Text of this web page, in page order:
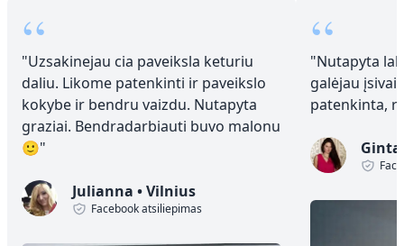
“
"Uzsakinejau cia paveiksla keturiu
daliu. Likome patenkinti ir paveikslo
kokybe ir bendru vaizdu. Nutapyta
graziai. Bendradarbiauti buvo malonu
🙂"
Julianna •Vilnius
Facebook atsiliepimas
“
"Nutapyta
galėjau
patenkinta,